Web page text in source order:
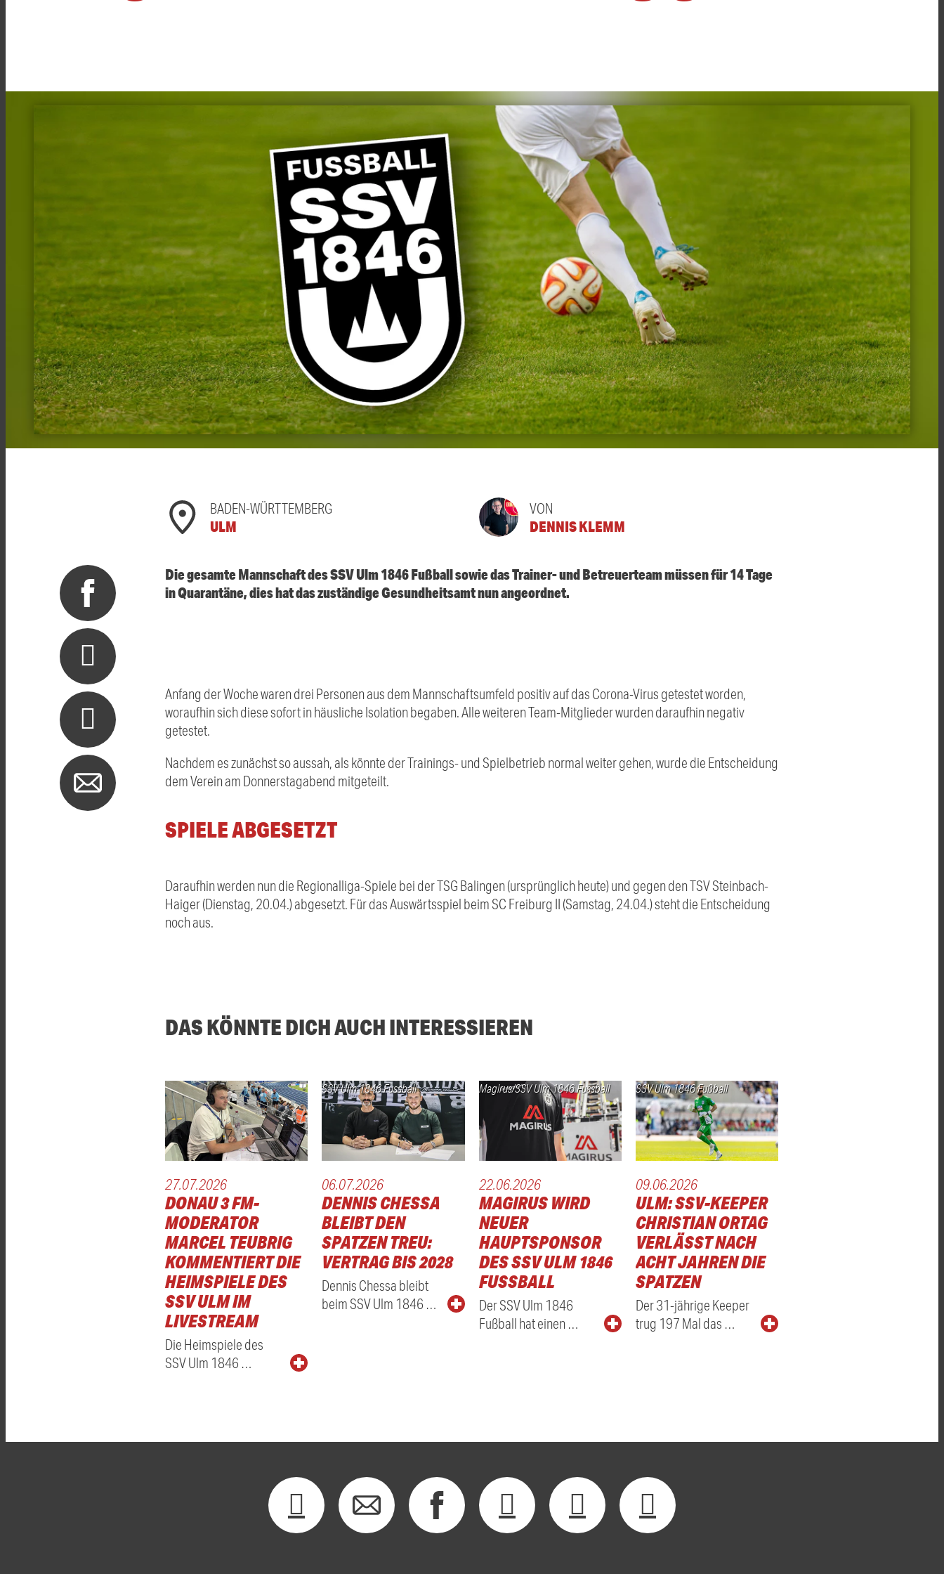
BADEN-WÜRTTEMBERG
ULM
VON
DENNIS KLEMM
Die gesamte Mannschaft des SSV Ulm 1846 Fußball sowie das Trainer- und Betreuerteam müssen für 14 Tage
in Quarantäne, dies hat das zuständige Gesundheitsamt nun angeordnet.
Anfang der Woche waren drei Personen aus dem Mannschaftsumfeld positiv auf das Corona-Virus getestet worden,
woraufhin sich diese sofort in häusliche Isolation begaben. Alle weiteren Team-Mitglieder wurden daraufhin negativ
getestet.
Nachdem es zunächst so aussah, als könnte der Trainings- und Spielbetrieb normal weiter gehen, wurde die Entscheidung
dem Verein am Donnerstagabend mitgeteilt.
SPIELE ABGESETZT
Daraufhin werden nun die Regionalliga-Spiele bei der TSG Balingen (ursprünglich heute) und gegen den TSV Steinbach-
Haiger (Dienstag, 20.04.) abgesetzt. Für das Auswärtsspiel beim SC Freiburg II (Samstag, 24.04.) steht die Entscheidung
noch aus.
DAS KÖNNTE DICH AUCH INTERESSIEREN
27.07.2026
DONAU 3 FM-
MODERATOR
MARCEL TEUBRIG
KOMMENTIERT DIE
HEIMSPIELE DES
SSV ULM IM
LIVESTREAM
Die Heimspiele des
SSV Ulm 1846 …
SSV Ulm 1846 Fussball
06.07.2026
DENNIS CHESSA
BLEIBT DEN
SPATZEN TREU:
VERTRAG BIS 2028
Dennis Chessa bleibt
beim SSV Ulm 1846 …
Magirus/SSV Ulm 1846 Fussball
22.06.2026
MAGIRUS WIRD
NEUER
HAUPTSPONSOR
DES SSV ULM 1846
FUSSBALL
Der SSV Ulm 1846
Fußball hat einen …
SSV Ulm 1846 Fußball
09.06.2026
ULM: SSV-KEEPER
CHRISTIAN ORTAG
VERLÄSST NACH
ACHT JAHREN DIE
SPATZEN
Der 31-jährige Keeper
trug 197 Mal das …